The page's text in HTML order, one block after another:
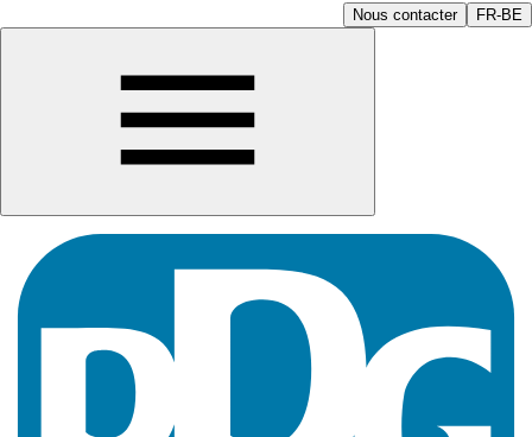
Nous contacter FR-BE